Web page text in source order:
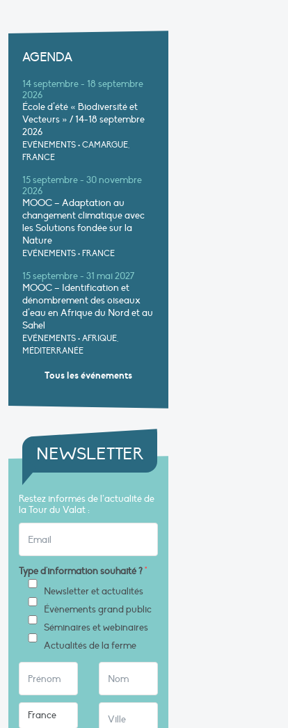
AGENDA
14 septembre - 18 septembre
2026
École d’été « Biodiversité et
Vecteurs » / 14-18 septembre
2026
EVÉNEMENTS • CAMARGUE,
FRANCE
15 septembre - 30 novembre
2026
MOOC – Adaptation au
changement climatique avec
les Solutions fondée sur la
Nature
EVÉNEMENTS • FRANCE
15 septembre - 31 mai 2027
MOOC – Identification et
dénombrement des oiseaux
d’eau en Afrique du Nord et au
Sahel
EVÉNEMENTS • AFRIQUE,
MÉDITERRANÉE
Tous les événements
NEWSLETTER
Restez informés de l’actualité de
la Tour du Valat :
Type d'information souhaité ?*
Newsletter et actualités
Évènements grand public
Séminaires et webinaires
Actualités de la ferme